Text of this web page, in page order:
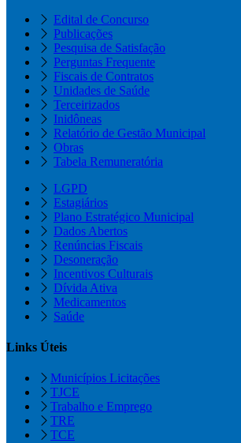
Edital de Concurso
Publicações
Pesquisa de Satisfação
Perguntas Frequente
Fiscais de Contratos
Unidades de Saúde
Terceirizados
Inidôneas
Relatório de Gestão Municipal
Obras
Tabela Remuneratória
LGPD
Estagiários
Plano Estratégico Municipal
Dados Abertos
Renúncias Fiscais
Desoneração
Incentivos Culturais
Dívida Ativa
Medicamentos
Saúde
Links Úteis
Municípios Licitações
TJCE
Trabalho e Emprego
TRE
TCE